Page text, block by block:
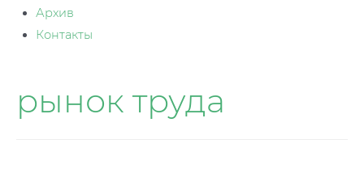
Архив
Контакты
рынок труда